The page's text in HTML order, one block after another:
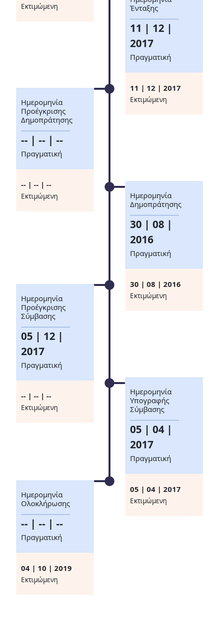
Eκτιμώμενη
Ένταξης
11 | 12 |
2017
Πραγματική
11 | 12 | 2017
Eκτιμώμενη
Ημερομηνία
Προέγκρισης
Δημοπράτησης
-- | -- | --
Πραγματική
-- | -- | --
Eκτιμώμενη
Ημερομηνία
Δημοπράτησης
30 | 08 |
2016
Πραγματική
30 | 08 | 2016
Eκτιμώμενη
Ημερομηνία
Προέγκρισης
Σύμβασης
05 | 12 |
2017
Πραγματική
-- | -- | --
Eκτιμώμενη
Ημερομηνία
Υπογραφής
Σύμβασης
05 | 04 |
2017
Πραγματική
05 | 04 | 2017
Eκτιμώμενη
Ημερομηνία
Ολοκλήρωσης
-- | -- | --
Πραγματική
04 | 10 | 2019
Eκτιμώμενη